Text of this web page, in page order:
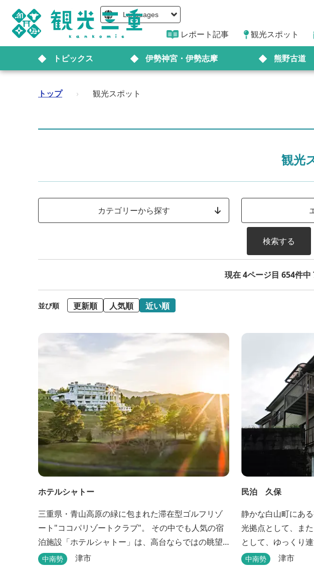
Languages
レポート記事 観光スポット
トピックス 伊勢神宮・伊勢志摩 熊野古道
トップ › 観光スポット
観光
カテゴリーから探す
検索する
現在 4ページ目 654件
並び順 更新順 人気順 近い順
ホテルシャトー
三重県・青山高原の緑に包まれた滞在型ゴルフリゾ
ート"ココパリゾートクラブ"。 その中でも人気の宿
泊施設「ホテルシャトー」は、高台ならではの眺望
と静けさが魅力です。 客室はツインルームから4〜6
中南勢 津市
民泊 久保
静かな白山町にあ
光拠点として、ま
として、ゆっくり
ださい。
中南勢 津市